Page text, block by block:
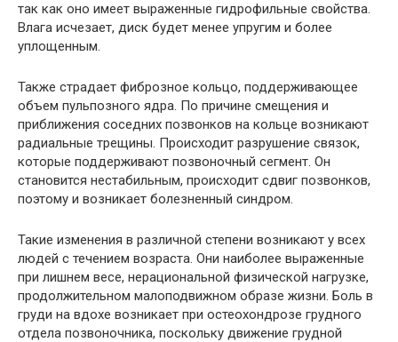
так как оно имеет выраженные гидрофильные свойства.
Влага исчезает, диск будет менее упругим и более
уплощенным.
Также страдает фиброзное кольцо, поддерживающее
объем пульпозного ядра. По причине смещения и
приближения соседних позвонков на кольце возникают
радиальные трещины. Происходит разрушение связок,
которые поддерживают позвоночный сегмент. Он
становится нестабильным, происходит сдвиг позвонков,
поэтому и возникает болезненный синдром.
Такие изменения в различной степени возникают у всех
людей с течением возраста. Они наиболее выраженные
при лишнем весе, нерациональной физической нагрузке,
продолжительном малоподвижном образе жизни. Боль в
груди на вдохе возникает при остеохондрозе грудного
отдела позвоночника, поскольку движение грудной